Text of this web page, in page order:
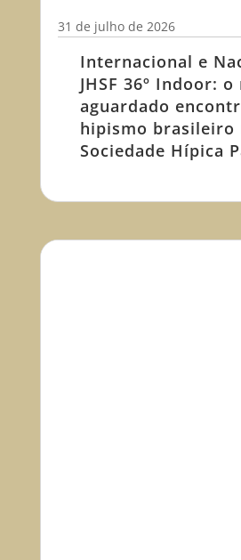
Internacional e
JHSF 36º Indoor: o
aguardado
hipismo brasileiro
Sociedade Hípica
31 de julho de 2026